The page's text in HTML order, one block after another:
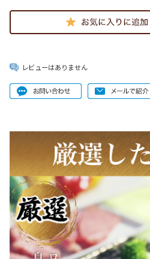
レビューはありません